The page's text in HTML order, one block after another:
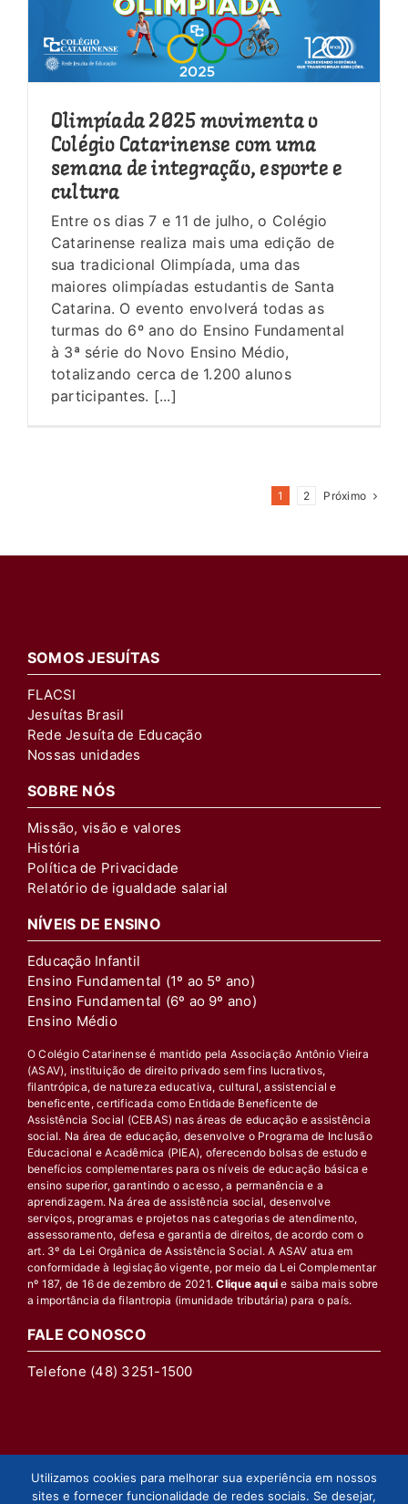
Olimpíada 2025 movimenta o
Colégio Catarinense com uma
semana de integração, esporte e
cultura
Entre os dias 7 e 11 de julho, o Colégio
Catarinense realiza mais uma edição de
sua tradicional Olimpíada, uma das
maiores olimpíadas estudantis de Santa
Catarina. O evento envolverá todas as
turmas do 6º ano do Ensino Fundamental
à 3ª série do Novo Ensino Médio,
totalizando cerca de 1.200 alunos
participantes. [...]
1 2 Próximo
SOMOS JESUÍTAS
FLACSI
Jesuítas Brasil
Rede Jesuíta de Educação
Nossas unidades
SOBRE NÓS
Missão, visão e valores
História
Política de Privacidade
Relatório de igualdade salarial
NÍVEIS DE ENSINO
Educação Infantil
Ensino Fundamental (1º ao 5º ano)
Ensino Fundamental (6º ao 9º ano)
Ensino Médio
O Colégio Catarinense é mantido pela Associação Antônio Vieira
(ASAV), instituição de direito privado sem fins lucrativos,
filantrópica, de natureza educativa, cultural, assistencial e
beneficente, certificada como Entidade Beneficente de
Assistência Social (CEBAS) nas áreas de educação e assistência
social. Na área de educação, desenvolve o Programa de Inclusão
Educacional e Acadêmica (PIEA), oferecendo bolsas de estudo e
benefícios complementares para os níveis de educação básica e
ensino superior, garantindo o acesso, a permanência e a
aprendizagem. Na área de assistência social, desenvolve
serviços, programas e projetos nas categorias de atendimento,
assessoramento, defesa e garantia de direitos, de acordo com o
art. 3º da Lei Orgânica de Assistência Social. A ASAV atua em
conformidade à legislação vigente, por meio da Lei Complementar
nº 187, de 16 de dezembro de 2021.Clique aquie saiba mais sobre
a importância da filantropia (imunidade tributária) para o país.
FALE CONOSCO
Telefone (48) 3251-1500
Utilizamos cookies para melhorar sua experiência em nossos
sites e fornecer funcionalidade de redes sociais. Se desejar,